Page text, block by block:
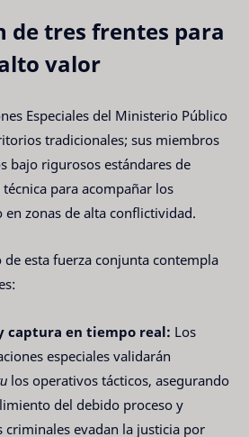
de tres frentes para
valor
Especiales del Ministerio Público
tradicionales; sus miembros
bajo rigurosos estándares de
para acompañar los
en zonas de alta conflictividad.
de esta fuerza conjunta contempla
captura en tiempo real: Los
especiales validarán
los operativos tácticos, asegurando
del debido proceso y
criminales evadan la justicia por